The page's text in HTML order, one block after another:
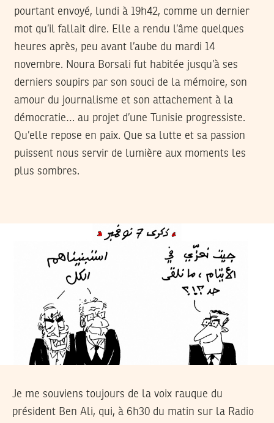
pourtant envoyé, lundi à 19h42, comme un dernier
mot qu’il fallait dire. Elle a rendu l’âme quelques
heures après, peu avant l’aube du mardi 14
novembre. Noura Borsali fut habitée jusqu’à ses
derniers soupirs par son souci de la mémoire, son
amour du journalisme et son attachement à la
démocratie… au projet d’une Tunisie progressiste.
Qu’elle repose en paix. Que sa lutte et sa passion
puissent nous servir de lumière aux moments les
plus sombres.
Je me souviens toujours de la voix rauque du
président Ben Ali, qui, à 6h30 du matin sur la Radio